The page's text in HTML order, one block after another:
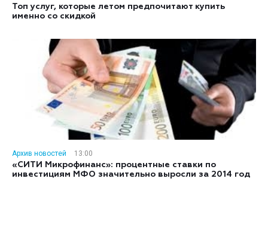
Топ услуг, которые летом предпочитают купить
именно со скидкой
Архив новостей
13:00
«СИТИ Микрофинанс»: процентные ставки по
инвестициям МФО значительно выросли за 2014 год